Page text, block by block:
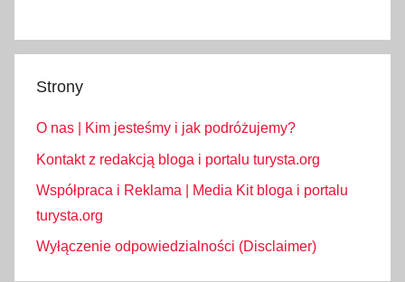
Strony
O nas | Kim jesteśmy i jak podróżujemy?
Kontakt z redakcją bloga i portalu turysta.org
Współpraca i Reklama | Media Kit bloga i portalu
turysta.org
Wyłączenie odpowiedzialności (Disclaimer)